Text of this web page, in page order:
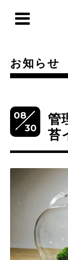
お知らせ
08
30
管
苔